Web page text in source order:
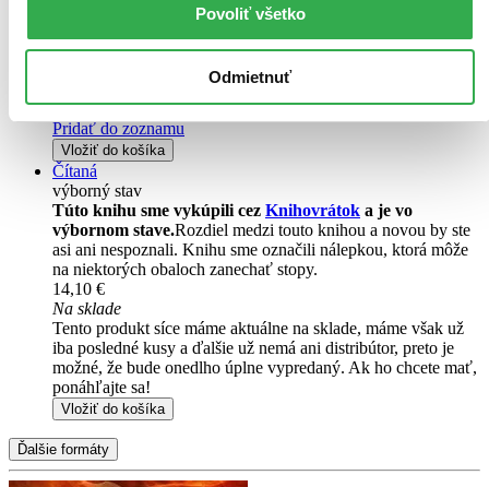
Povoliť všetko
Odmietnuť
MOBI
Ihneď na stiahnutie
Máte čítačku, tablet alebo mobil? Stiahnite si do nich e-knihu:
budete ju mať hneď a ešte aj ušetríte život stromom. Viac
informácii o e-kniháchnájdete tu.
Pridať do zoznamu
Vložiť do košíka
Čítaná
výborný stav
Túto knihu sme vykúpili cez Knihovrátok a je vo
výbornom stave.Rozdiel medzi touto knihou a novou by ste
asi ani nespoznali. Knihu sme označili nálepkou, ktorá môže
na niektorých obaloch zanechať stopy.
14,10 €
Na sklade
Tento produkt síce máme aktuálne na sklade, máme však už
iba posledné kusy a ďalšie už nemá ani distribútor, preto je
možné, že bude onedlho úplne vypredaný. Ak ho chcete mať,
ponáhľajte sa!
Vložiť do košíka
Ďalšie formáty